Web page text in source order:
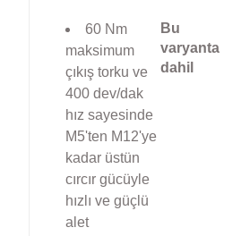
60 Nm
maksimum
çıkış torku ve
400 dev/dak
hız sayesinde
M5'ten M12'ye
kadar üstün
cırcır gücüyle
hızlı ve güçlü
alet
Bu
varyanta
dahil